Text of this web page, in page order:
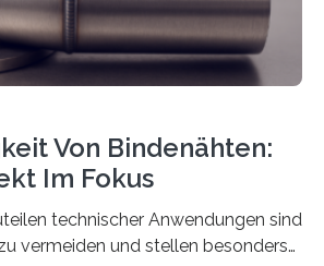
Von Bindenähten:
Im Fokus
technischer Anwendungen sind
vermeiden und stellen besonders